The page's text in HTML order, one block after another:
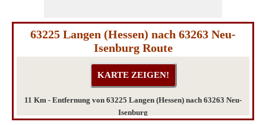
63225 Langen (Hessen) nach 63263 Neu-
Isenburg Route
11 Km - Entfernung von 63225 Langen (Hessen) nach 63263 Neu-
Isenburg